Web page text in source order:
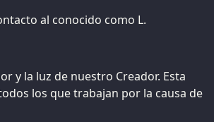
al conocido como L.
y la luz de nuestro Creador. Esta
los que trabajan por la causa de